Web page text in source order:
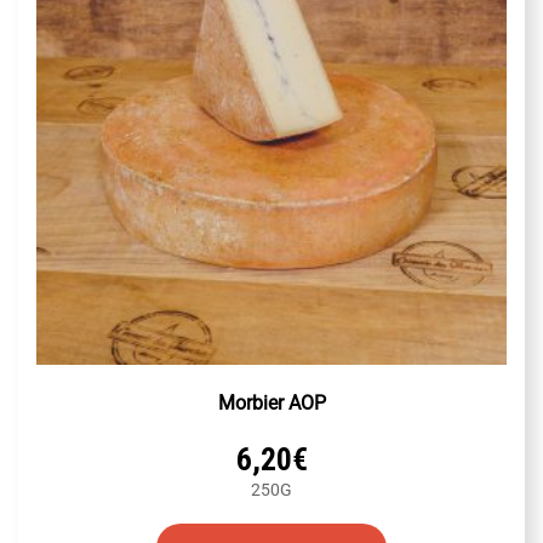
être
choisies
sur
la
page
du
produit
Morbier AOP
6,20€
250G
Ce